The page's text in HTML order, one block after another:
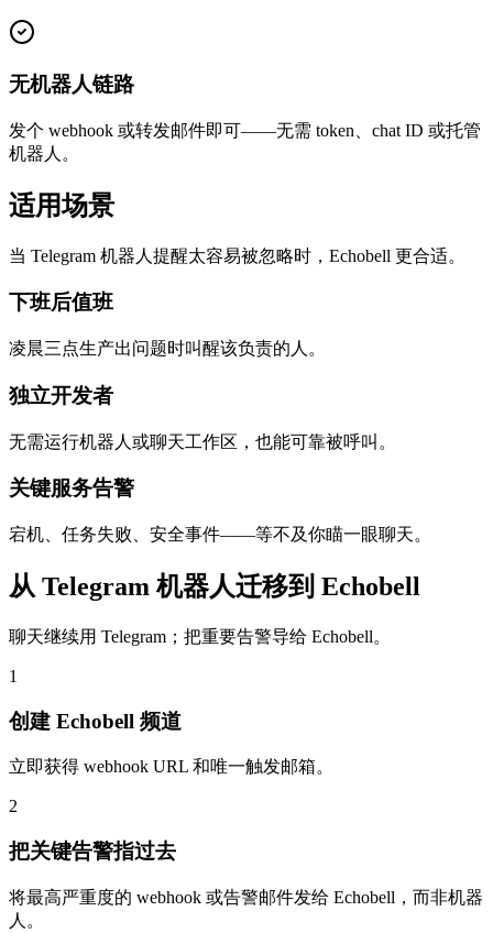
无机器人链路
发个 webhook 或转发邮件即可——无需 token、chat ID 或托管
机器人。
适用场景
当 Telegram 机器人提醒太容易被忽略时，Echobell 更合适。
下班后值班
凌晨三点生产出问题时叫醒该负责的人。
独立开发者
无需运行机器人或聊天工作区，也能可靠被呼叫。
关键服务告警
宕机、任务失败、安全事件——等不及你瞄一眼聊天。
从 Telegram 机器人迁移到 Echobell
聊天继续用 Telegram；把重要告警导给 Echobell。
1
创建 Echobell 频道
立即获得 webhook URL 和唯一触发邮箱。
2
把关键告警指过去
将最高严重度的 webhook 或告警邮件发给 Echobell，而非机器
人。